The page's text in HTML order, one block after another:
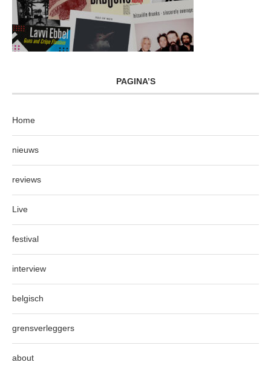
PAGINA’S
Home
nieuws
reviews
Live
festival
interview
belgisch
grensverleggers
about